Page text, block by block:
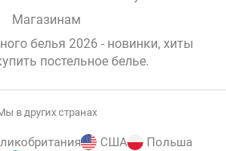
Магазинам
белья 2026 - новинки, хиты
постельное белье.
в других странах
США Польша